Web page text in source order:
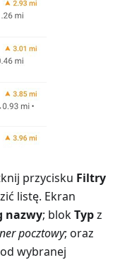
przycisku Filtry
listę. Ekran
nazwy; blokTypz
pocztowy; oraz
wybranej